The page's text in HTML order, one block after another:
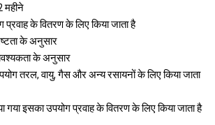
महीने
प्रवाह के वितरण के लिए किया जाता है
के अनुसार
के अनुसार
तरल, वायु, गैस और अन्य रसायनों के लिए किया जाता
गयाइसका उपयोग प्रवाह के वितरण के लिए किया जाता है